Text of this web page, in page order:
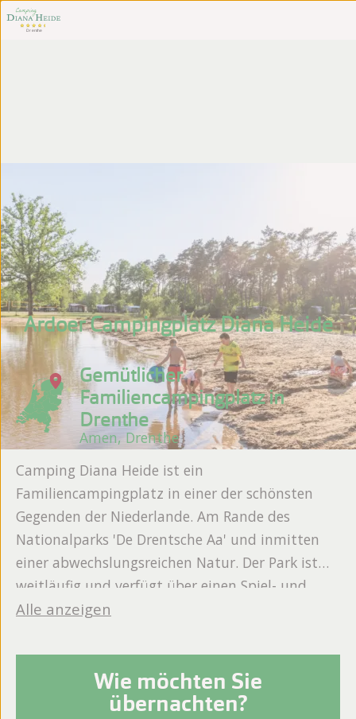
Ardoer Campingplatz Diana Heide
Gemütlicher
Familiencampingplatz in
Drenthe
Amen, Drenthe
Camping Diana Heide ist ein
Familiencampingplatz in einer der schönsten
Gegenden der Niederlande. Am Rande des
Nationalparks 'De Drentsche Aa' und inmitten
einer abwechslungsreichen Natur. Der Park ist
weitläufig und verfügt über einen Spiel- und
Fischteich. Für Jung und Alt gibt es viel zu
und Radtouren und die 'Kleinen' werden in der
Hochsaison vom Animationsteam unterhalten.
Alle Stellplätze und Unterkünfte sind geräumig.
Alle anzeigen
Wie möchten Sie
übernachten?